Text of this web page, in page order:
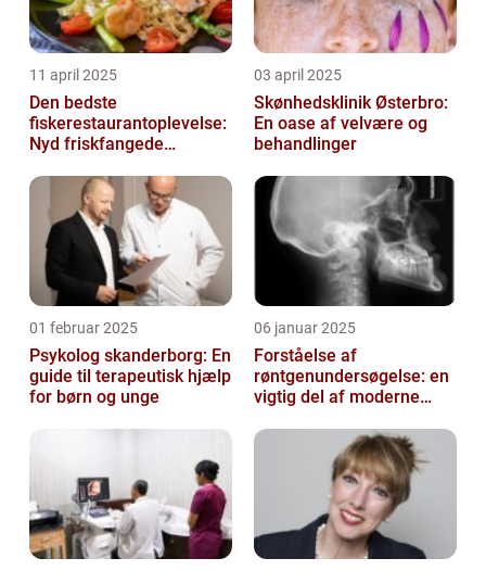
11 april 2025
Den bedste
fiskerestaurantoplevelse:
Nyd friskfangede
03 april 2025
Skønhedsklinik Østerbro:
En oase af velvære og
behandlinger
01 februar 2025
Psykolog skanderborg: En
guide til terapeutisk hjælp
for børn og unge
06 januar 2025
Forståelse af
røntgenundersøgelse: en
vigtig del af moderne